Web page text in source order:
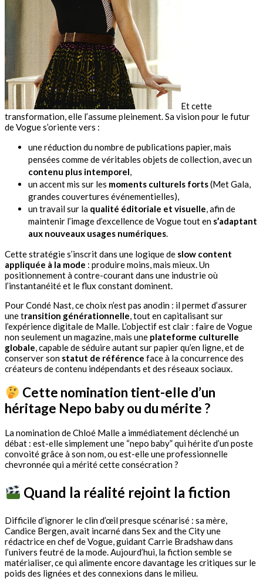
Et cette
transformation, elle l’assume pleinement. Sa vision pour le futur
de Vogue s’oriente vers :
une réduction du nombre de publications papier, mais
pensées comme de véritables objets de collection, avec un
contenu plus intemporel
un accent mis sur les moments culturels forts(Met Gala,
grandes couvertures événementielles),
un travail sur la qualité éditoriale et visuelle , afin de
maintenir l’image d’excellence de Vogue tout en s’adaptant
aux nouveaux usages numériques
Cette stratégie s’inscrit dans une logique de slow content
appliquée à la mode : produire moins, mais mieux. Un
positionnement à contre-courant dans une industrie où
l’instantanéité et le flux constant dominent.
Pour Condé Nast, ce choix n’est pas anodin : il permet d’assurer
une transition générationnelle , tout en capitalisant sur
l’expérience digitale de Malle. L’objectif est clair : faire de Vogue
non seulement un magazine, mais une plateforme culturelle
globale , capable de séduire autant sur papier qu’en ligne, et de
conserver son statut de référence face à la concurrence des
créateurs de contenu indépendants et des réseaux sociaux.
Cette nomination tient-elle d’un
héritage Nepo baby ou du mérite ?
La nomination de Chloé Malle a immédiatement déclenché un
débat : est-elle simplement une “nepo baby” qui hérite d’un poste
convoité grâce à son nom, ou est-elle une professionnelle
chevronnée qui a mérité cette consécration ?
Quand la réalité rejoint la fiction
Difficile d’ignorer le clin d’œil presque scénarisé : sa mère,
Candice Bergen, avait incarné dans Sex and the City une
rédactrice en chef de Vogue, guidant Carrie Bradshaw dans
l’univers feutré de la mode. Aujourd’hui, la fiction semble se
matérialiser, ce qui alimente encore davantage les critiques sur le
poids des lignées et des connexions dans le milieu.